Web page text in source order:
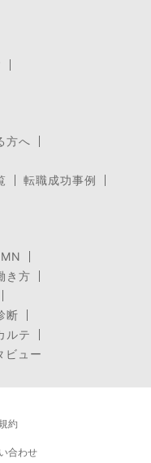
方へ
転職成功事例
き方
断
ルテ
ビュー
約
合わせ